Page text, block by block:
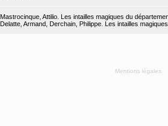
Mastrocinque, Attilio. Les intailles magiques du
Delatte, Armand, Derchain, Philippe. Les intailles
Mentions légales